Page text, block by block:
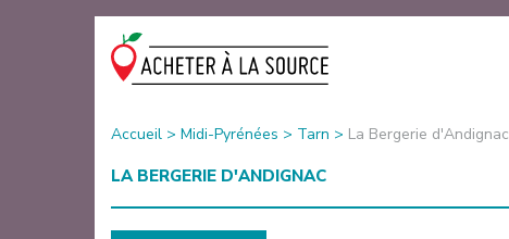
Accueil > Midi-Pyrénées > Tarn > La Bergerie d'Andignac
LA BERGERIE D'ANDIGNAC